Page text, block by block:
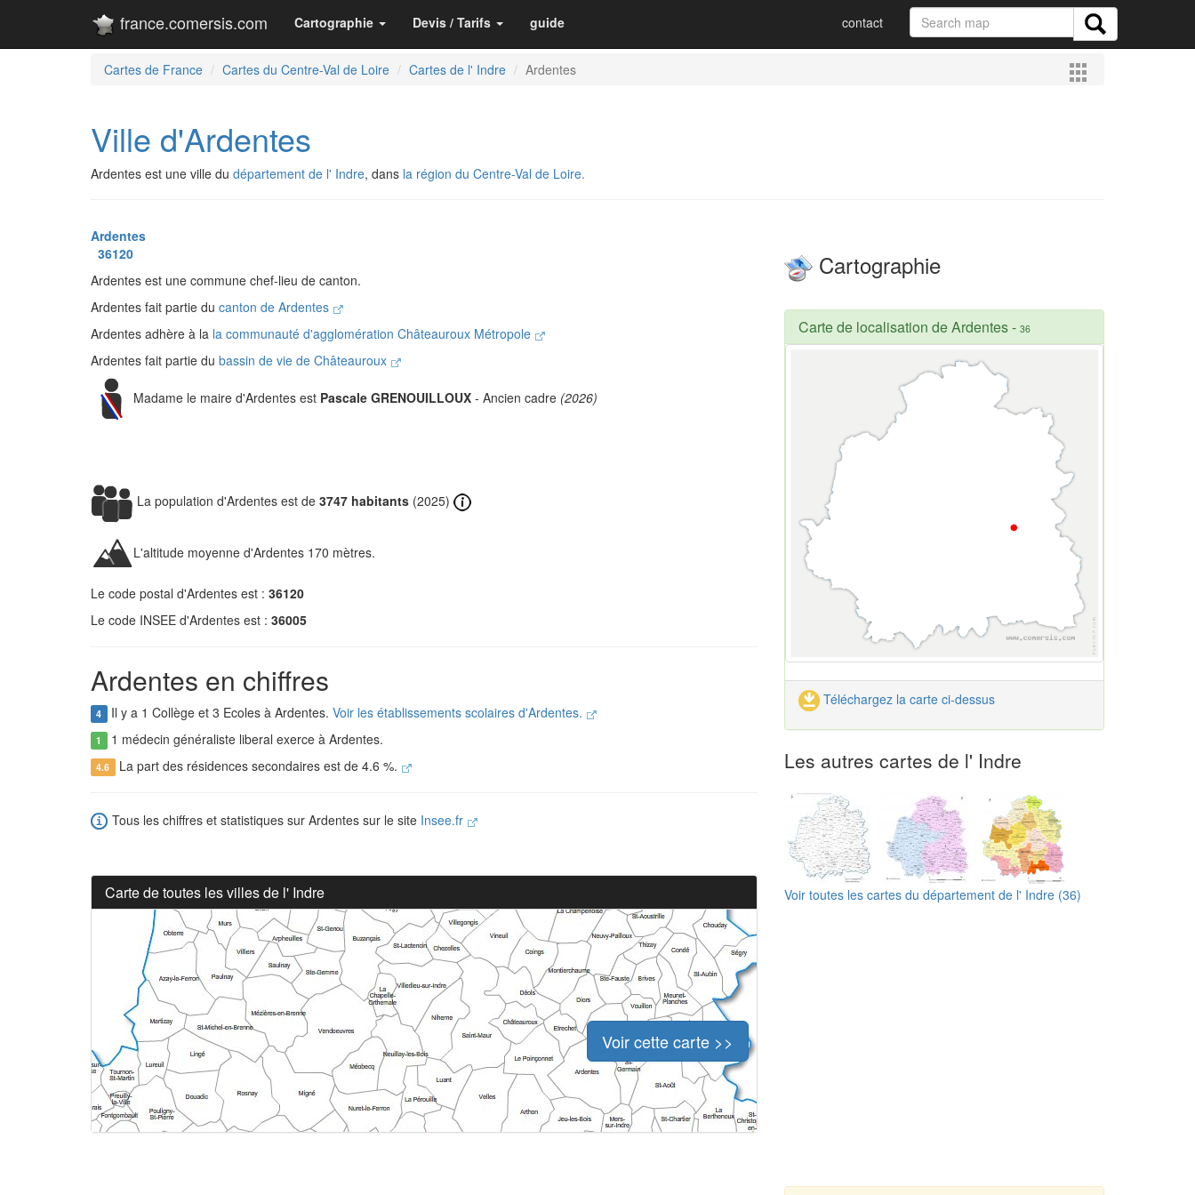
france.comersis.com Cartographie Devis / Tarifs guide contact
Cartes de France Cartes du Centre-Val de Loire Cartes de l' Indre Ardentes
Ville d'Ardentes
Ardentes est une ville du département de l' Indre, dans la région du Centre-Val de Loire.
Ardentes
36120
Ardentes est une commune chef-lieu de canton.
Ardentes fait partie du canton de Ardentes
Ardentes adhère à la la communauté d'agglomération Châteauroux Métropole
Ardentes fait partie du bassin de vie de Châteauroux
Madame le maire d'Ardentes est Pascale GRENOUILLOUX - Ancien cadre (2026)
La population d'Ardentes est de 3747 habitants (2025)
L'altitude moyenne d'Ardentes 170 mètres.
Le code postal d'Ardentes est : 36120
Le code INSEE d'Ardentes est : 36005
Ardentes en chiffres
4 Il y a 1 Collège et 3 Ecoles à Ardentes. Voir les établissements scolaires d'Ardentes.
1 1 médecin généraliste liberal exerce à Ardentes.
4.6 La part des résidences secondaires est de 4.6 %.
Tous les chiffres et statistiques sur Ardentes sur le site Insee.fr
Carte de toutes les villes de l' Indre
Voir cette carte >>
Cartographie
Carte de localisation de Ardentes- 36
Téléchargez la carte ci-dessus
Les autres cartes de l' Indre
Voir toutes les cartes du département de l' Indre (36)